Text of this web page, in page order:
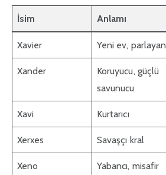
İsim Anlamı
Xavier Yeni ev, parlayan
Xander
Koruyucu, güçlü
savunucu
Xavi Kurtarıcı
Xerxes Savaşçı kral
Xeno Yabancı, misafir